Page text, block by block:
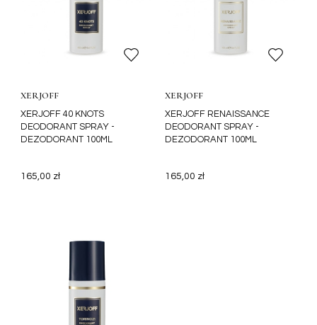
XERJOFF 40 KNOTS
DEODORANT SPRAY -
DEZODORANT 100ML
XERJOFF
165,00 zł
XERJOFF RENAISSANCE
DEODORANT SPRAY -
DEZODORANT 100ML
XERJOFF
165,00 zł